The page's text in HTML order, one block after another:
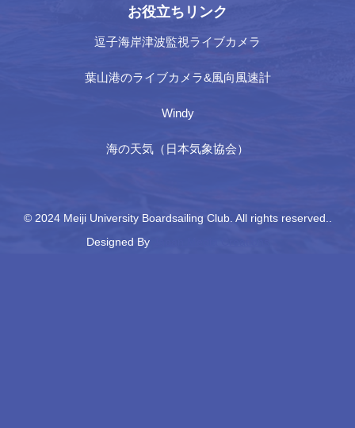
お役立ちリンク
逗子海岸津波監視ライブカメラ
葉山港のライブカメラ&風向風速計
Windy
海の天気（日本気象協会）
© 2024 Meiji University Boardsailing Club. All rights reserved..
Designed By